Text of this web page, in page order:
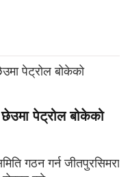
पेट्रोल बोकेको